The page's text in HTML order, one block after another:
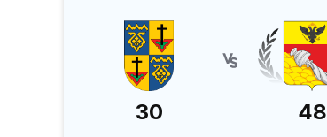
30 48